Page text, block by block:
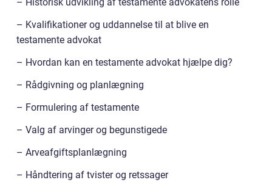
– Historisk udvikling af testamente advokatens rolle
– Kvalifikationer og uddannelse til at blive en
testamente advokat
– Hvordan kan en testamente advokat hjælpe dig?
– Rådgivning og planlægning
– Formulering af testamente
– Valg af arvinger og begunstigede
– Arveafgiftsplanlægning
– Håndtering af tvister og retssager